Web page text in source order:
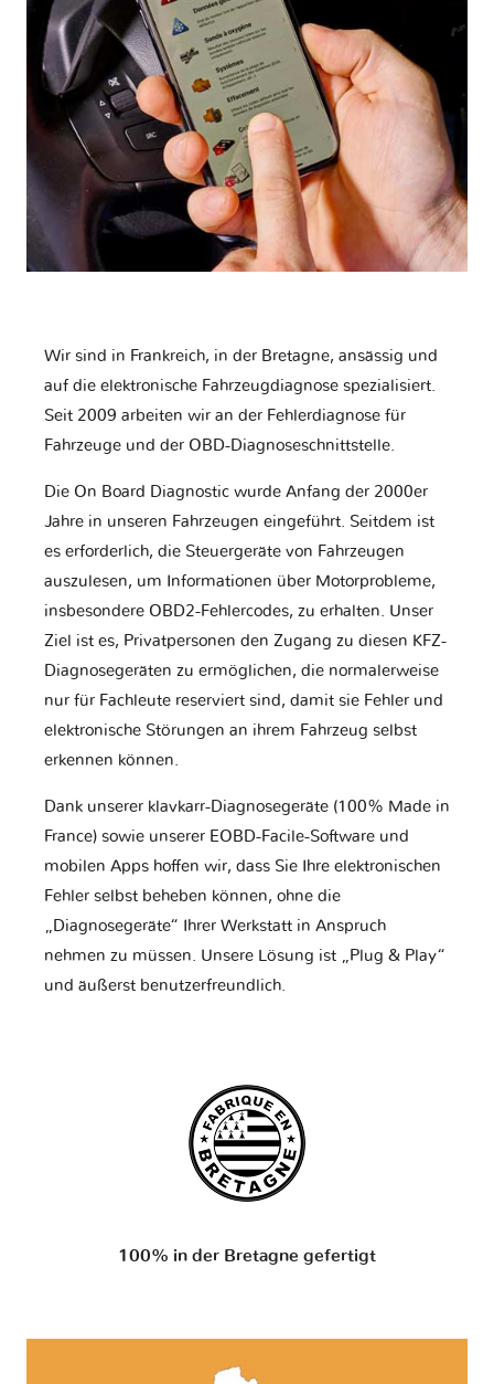
Wir sind in Frankreich, in der Bretagne, ansässig und
auf die elektronische Fahrzeugdiagnose spezialisiert.
Seit 2009 arbeiten wir an der Fehlerdiagnose für
Fahrzeuge und der OBD-Diagnoseschnittstelle.
Die On Board Diagnostic wurde Anfang der 2000er
Jahre in unseren Fahrzeugen eingeführt. Seitdem ist
es erforderlich, die Steuergeräte von Fahrzeugen
auszulesen, um Informationen über Motorprobleme,
insbesondere OBD2-Fehlercodes, zu erhalten. Unser
Ziel ist es, Privatpersonen den Zugang zu diesen KFZ-
Diagnosegeräten zu ermöglichen, die normalerweise
nur für Fachleute reserviert sind, damit sie Fehler und
elektronische Störungen an ihrem Fahrzeug selbst
erkennen können.
Dank unserer klavkarr-Diagnosegeräte (100% Made in
France) sowie unserer EOBD-Facile-Software und
mobilen Apps hoffen wir, dass Sie Ihre elektronischen
Fehler selbst beheben können, ohne die
„Diagnosegeräte“ Ihrer Werkstatt in Anspruch
nehmen zu müssen. Unsere Lösung ist „Plug & Play“
und äußerst benutzerfreundlich.
100% in der Bretagne gefertigt